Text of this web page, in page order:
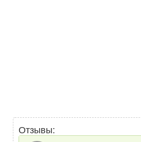
Отзывы: